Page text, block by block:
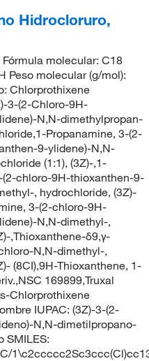
Hidrocloruro,
molecular: C18
Peso molecular (g/mol):
Chlorprothixene
3-(2-Chloro-9H-
N,N-dimethylpropan-
Propanamine, 3-(2-
9-ylidene)-N,N-
(1:1), (3Z)-,1-
(2-chloro-9H-thioxanthen-9-
, hydrochloride, (3Z)-
3-(2-chloro-9H-
N,N-dimethyl-,
,Thioxanthene-δ9,γ-
N,N-dimethyl-,
(8CI),9H-Thioxanthene, 1-
169899,Truxal
Chlorprothixene
IUPAC: (3Z)-3-(2-
N,N-dimetilpropano-
SMILES: